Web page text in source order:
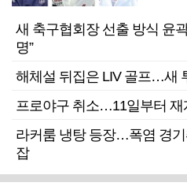
새 축구협회장 선출 방식 윤
명”
해체설 뒤집은 LIV 골프…새
프로야구 취소…11일부터 재
라커룸 냉탕 등장…폭염 경
잡